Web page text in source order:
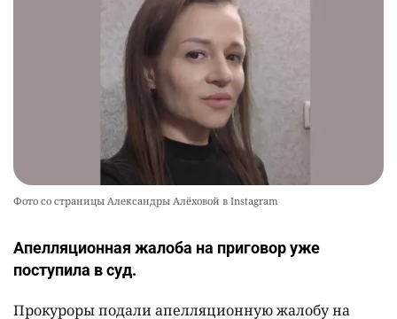
Фото со страницы Александры Алёховой в Instagram
Апелляционная жалоба на приговор уже
поступила в суд.
Прокуроры подали апелляционную жалобу на